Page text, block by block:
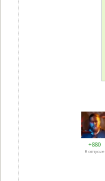
+880
В отпуске